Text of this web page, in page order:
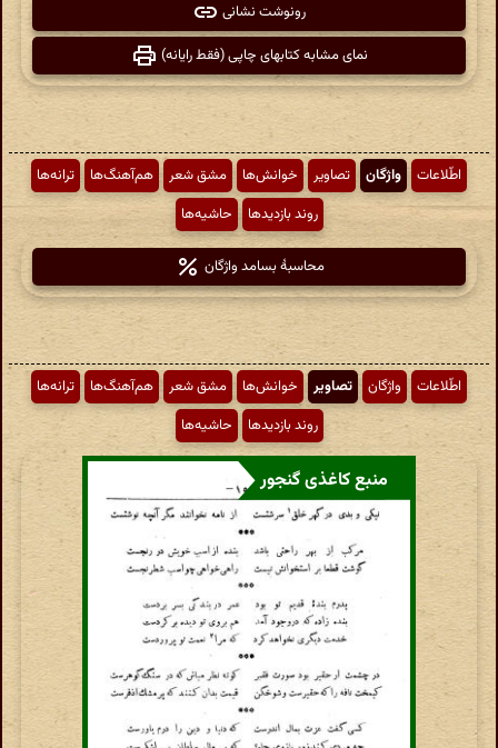
رونوشت نشانی
نمای مشابه کتابهای چاپی (فقط رایانه)
اطّلاعات واژگان تصاویر خوانش‌ها مشق شعر هم‌آهنگ‌ها
ترانه‌ها
روند بازدیدها
حاشیه‌ها
محاسبهٔ بسامد واژگان
اطّلاعات واژگان تصاویر خوانش‌ها مشق شعر هم‌آهنگ‌ها
ترانه‌ها
روند بازدیدها
حاشیه‌ها
منبع کاغذی گنجور